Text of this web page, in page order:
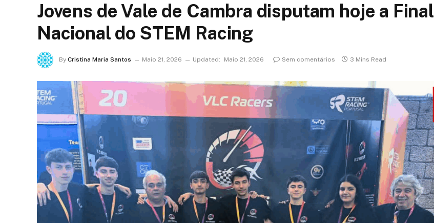
Jovens de Vale de Cambra disputam hoje a Final
Nacional do STEM Racing
By Cristina Maria Santos Maio 21, 2026 Updated: Maio 21, 2026 Sem comentários 3 Mins Read